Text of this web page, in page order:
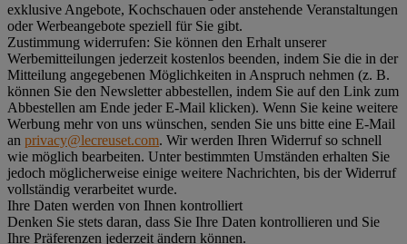
exklusive Angebote, Kochschauen oder anstehende Veranstaltungen
oder Werbeangebote speziell für Sie gibt.
Zustimmung widerrufen: Sie können den Erhalt unserer
Werbemitteilungen jederzeit kostenlos beenden, indem Sie die in der
Mitteilung angegebenen Möglichkeiten in Anspruch nehmen (z. B.
können Sie den Newsletter abbestellen, indem Sie auf den Link zum
Abbestellen am Ende jeder E-Mail klicken). Wenn Sie keine weitere
Werbung mehr von uns wünschen, senden Sie uns bitte eine E-Mail
an privacy@lecreuset.com. Wir werden Ihren Widerruf so schnell
wie möglich bearbeiten. Unter bestimmten Umständen erhalten Sie
jedoch möglicherweise einige weitere Nachrichten, bis der Widerruf
vollständig verarbeitet wurde.
Ihre Daten werden von Ihnen kontrolliert
Denken Sie stets daran, dass Sie Ihre Daten kontrollieren und Sie
Ihre Präferenzen jederzeit ändern können.